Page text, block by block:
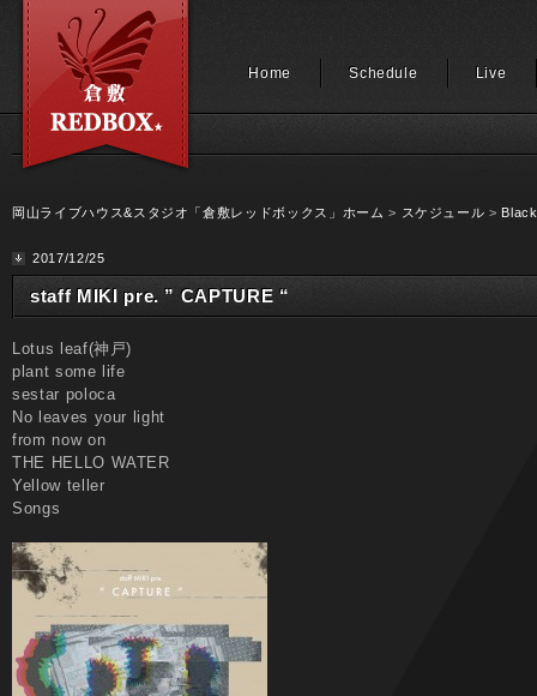
Home Schedule Live
岡山ライブハウス&スタジオ「倉敷レッドボックス」ホーム > スケジュール >
2017/12/25
staff MIKI pre. ” CAPTURE “
Lotus leaf(神戸)
plant some life
sestar poloca
No leaves your light
from now on
THE HELLO WATER
Yellow teller
Songs